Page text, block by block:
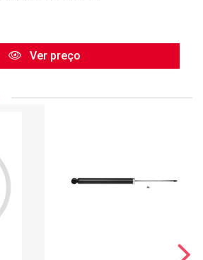
Ver preço